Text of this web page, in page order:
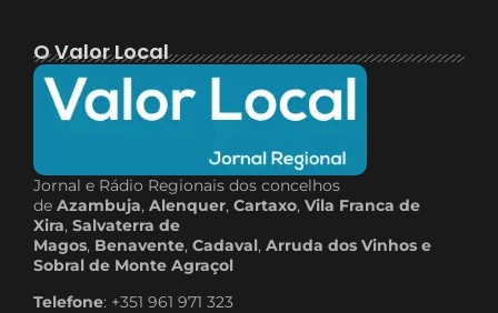
O Valor Local
Jornal e Rádio Regionais dos concelhos
de Azambuja, Alenquer, Cartaxo, Vila Franca de
Xira, Salvaterra de
Magos, Benavente, Cadaval, Arruda dos Vinhos e
Sobral de Monte Agraçol
Telefone: +351 961 971 323